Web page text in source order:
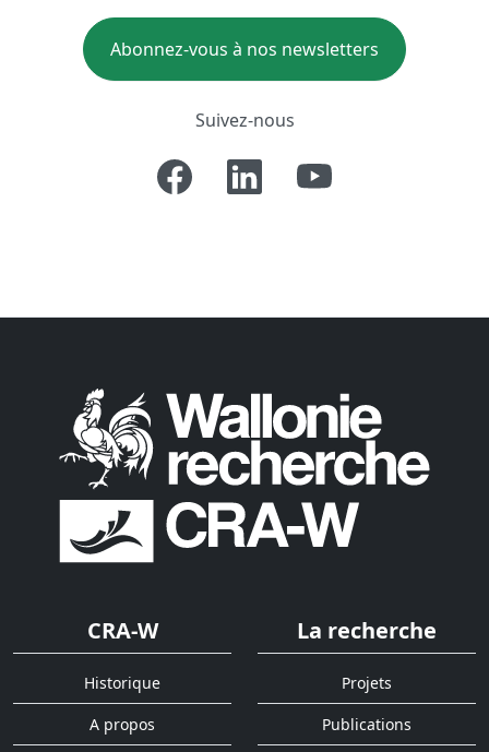
Abonnez-vous à nos newsletters
Suivez-nous
CRA-W
Historique
A propos
La recherche
Projets
Publications